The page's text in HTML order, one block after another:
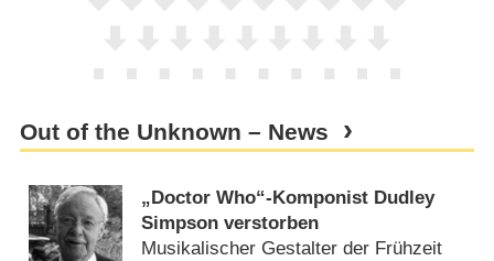
Out of the Unknown – News
„Doctor Who“-Komponist Dudley
Simpson verstorben
Musikalischer Gestalter der Frühzeit